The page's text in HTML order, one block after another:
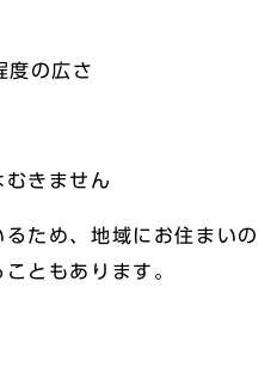
度の広さ
きません
ため、地域にお住まいの
ともあります。